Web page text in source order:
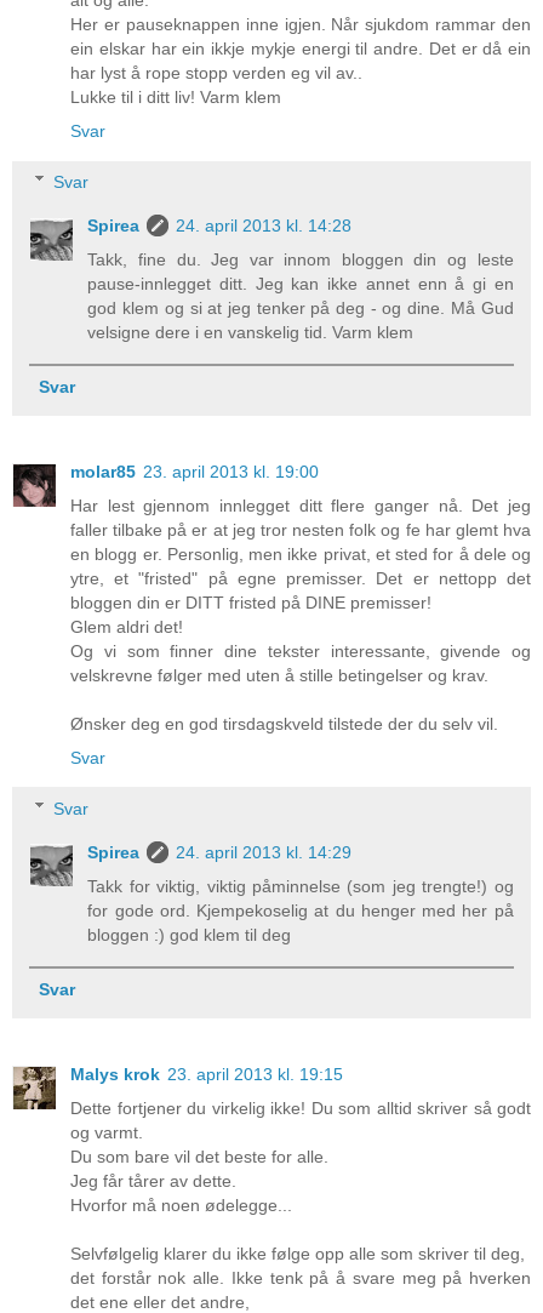
Her er pauseknappen inne igjen. Når sjukdom rammar den
ein elskar har ein ikkje mykje energi til andre. Det er då ein
har lyst å rope stopp verden eg vil av..
Lukke til i ditt liv! Varm klem
Svar
Svar
Spirea
24. april 2013 kl. 14:28
Takk, fine du. Jeg var innom bloggen din og leste
pause-innlegget ditt. Jeg kan ikke annet enn å gi en
god klem og si at jeg tenker på deg - og dine. Må Gud
velsigne dere i en vanskelig tid. Varm klem
Svar
molar85 23. april 2013 kl. 19:00
Har lest gjennom innlegget ditt flere ganger nå. Det jeg
faller tilbake på er at jeg tror nesten folk og fe har glemt hva
en blogg er. Personlig, men ikke privat, et sted for å dele og
ytre, et "fristed" på egne premisser. Det er nettopp det
bloggen din er DITT fristed på DINE premisser!
Glem aldri det!
Og vi som finner dine tekster interessante, givende og
velskrevne følger med uten å stille betingelser og krav.
Ønsker deg en god tirsdagskveld tilstede der du selv vil.
Svar
Svar
Spirea
24. april 2013 kl. 14:29
Takk for viktig, viktig påminnelse (som jeg trengte!) og
for gode ord. Kjempekoselig at du henger med her på
bloggen :) god klem til deg
Svar
Malys krok 23. april 2013 kl. 19:15
Dette fortjener du virkelig ikke! Du som alltid skriver så godt
og varmt.
Du som bare vil det beste for alle.
Jeg får tårer av dette.
Hvorfor må noen ødelegge...
Selvfølgelig klarer du ikke følge opp alle som skriver til deg,
det forstår nok alle. Ikke tenk på å svare meg på hverken
det ene eller det andre,